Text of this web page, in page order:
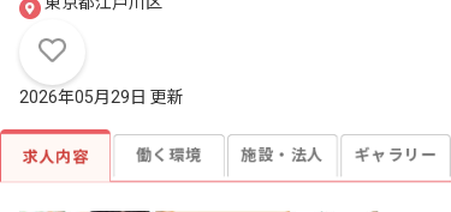
2026年05月29日 更新
求人内容 働く環境 施設・法人 ギャラリー